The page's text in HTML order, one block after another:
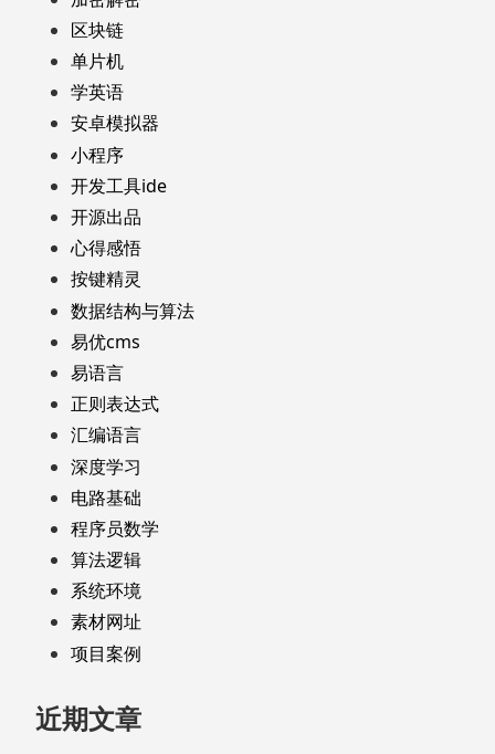
区块链
单片机
学英语
安卓模拟器
小程序
开发工具ide
开源出品
心得感悟
按键精灵
数据结构与算法
易优cms
易语言
正则表达式
汇编语言
深度学习
电路基础
程序员数学
算法逻辑
系统环境
素材网址
项目案例
近期文章